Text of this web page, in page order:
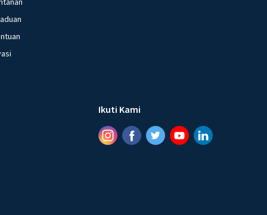
Ikuti Kami